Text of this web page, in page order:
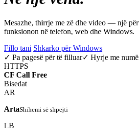
Mesazhe, thirrje me zë dhe video — një
funksionon në telefon, web dhe Windows.
Fillo tani Shkarko për Windows
✓ Pa pagesë për të filluar✓ Hyrje me
HTTPS
CF Call Free
Bisedat
AR
ArtaShihemi së shpejti
LB